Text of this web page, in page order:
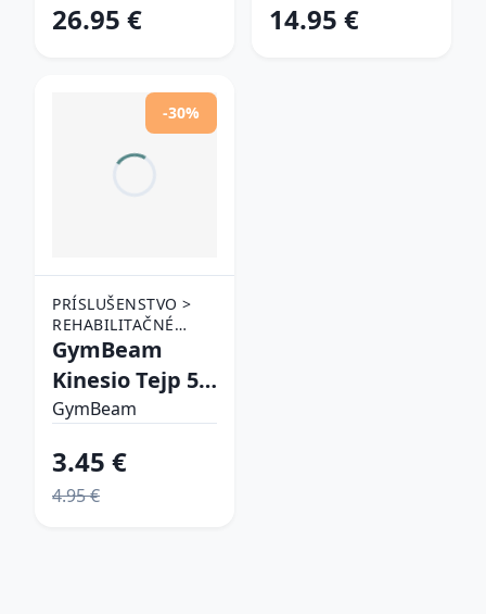
26.95 € 14.95 €
-30%
PRÍSLUŠENSTVO >
REHABILITAČNÉ
POMÔCKY >
OSTATNÉ
REHABILITAČNÉ
POMÔCKY
GymBeam
Kinesio Tejp 5
cm x 5m
GymBeam
3.45 €
4.95 €